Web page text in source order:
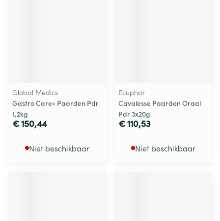
Global Medics
Gastro Care+ Paarden Pdr
1,2kg
€ 150,44
Niet beschikbaar
Ecuphar
Cavalesse Paarden Oraal
Pdr 3x20g
€ 110,53
Niet beschikbaar